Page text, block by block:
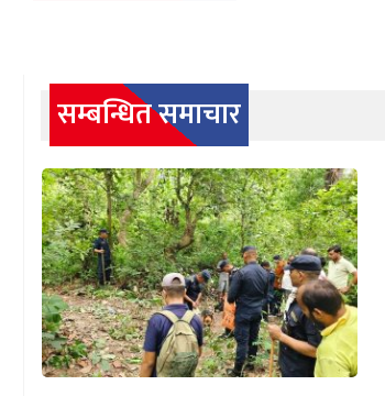
सम्बन्धित समाचार